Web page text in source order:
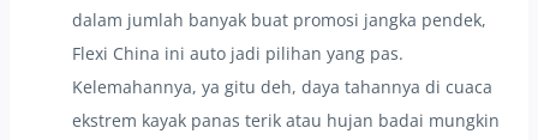
dalam jumlah banyak buat promosi jangka pendek,
Flexi China ini auto jadi pilihan yang pas.
Kelemahannya, ya gitu deh, daya tahannya di cuaca
ekstrem kayak panas terik atau hujan badai mungkin